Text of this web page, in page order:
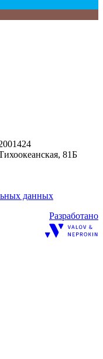
81Б
данных
Разработано